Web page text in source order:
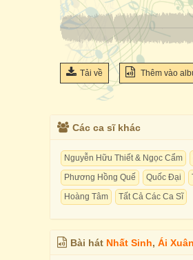
Tải về Thêm vào
Các ca sĩ khác
Nguyễn Hữu Thiết & Ngọc Cẩm
Phương Hồng Quế
Quốc Đại
Hoàng Tâm
Tất Cả Các Ca Sĩ
Bài hát Nhất Sinh, Ái Xuân